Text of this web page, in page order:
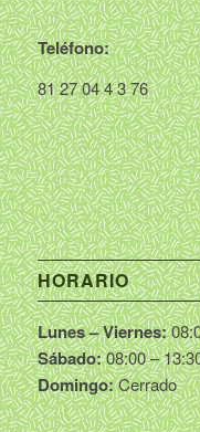
Teléfono:
81 27 04 4 3 76
HORARIO
Lunes – Viernes:
Sábado:08:00 –
Domingo:Cerrado